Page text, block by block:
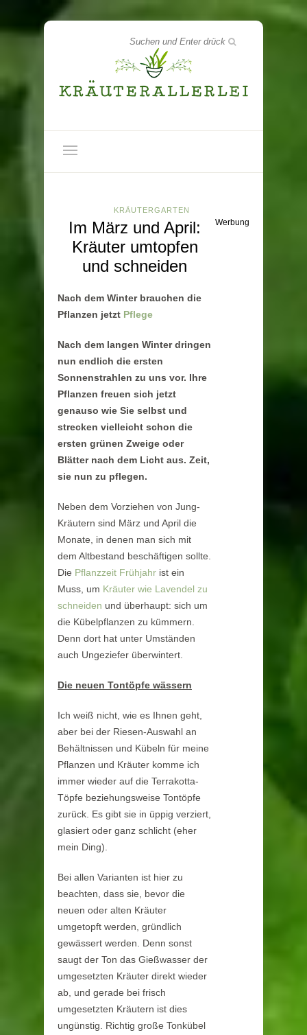
KRÄUTERGARTEN
Im März und April:
Kräuter umtopfen
und schneiden
Werbung
Nach dem Winter brauchen die
Pflanzen jetzt Pflege
Nach dem langen Winter dringen
nun endlich die ersten
Sonnenstrahlen zu uns vor. Ihre
Pflanzen freuen sich jetzt
genauso wie Sie selbst und
strecken vielleicht schon die
ersten grünen Zweige oder
Blätter nach dem Licht aus. Zeit,
sie nun zu pflegen.
Neben dem Vorziehen von Jung-
Kräutern sind März und April die
Monate, in denen man sich mit
dem Altbestand beschäftigen sollte.
Die Pflanzzeit Frühjahr ist ein
Muss, um Kräuter wie Lavendel zu
schneiden und überhaupt: sich um
die Kübelpflanzen zu kümmern.
Denn dort hat unter Umständen
auch Ungeziefer überwintert.
Die neuen Tontöpfe wässern
Ich weiß nicht, wie es Ihnen geht,
aber bei der Riesen-Auswahl an
Behältnissen und Kübeln für meine
Pflanzen und Kräuter komme ich
immer wieder auf die Terrakotta-
Töpfe beziehungsweise Tontöpfe
zurück. Es gibt sie in üppig verziert,
glasiert oder ganz schlicht (eher
mein Ding).
Bei allen Varianten ist hier zu
beachten, dass sie, bevor die
neuen oder alten Kräuter
umgetopft werden, gründlich
gewässert werden. Denn sonst
saugt der Ton das Gießwasser der
umgesetzten Kräuter direkt wieder
ab, und gerade bei frisch
umgesetzten Kräutern ist dies
ungünstig. Richtig große Tonkübel